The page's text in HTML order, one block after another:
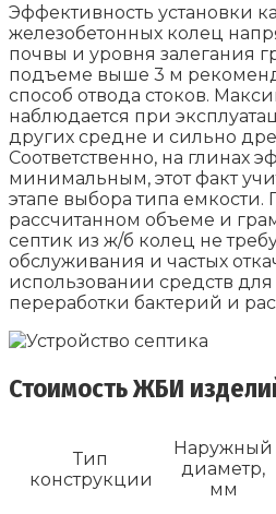
Эффективность установки
железобетонных колец
почвы и уровня залегания
подъеме выше 3 м
способ отвода стоков.
наблюдается при
других средне и сильно
Соответственно, на глинах
минимальным, этот факт
этапе выбора типа
рассчитанном объеме и
септик из ж/б колец не
обслуживания и частых
использовании средств
переработки бактерий и
Стоимость ЖБИ
Тип
конструкции
Наружный
диаметр,
мм